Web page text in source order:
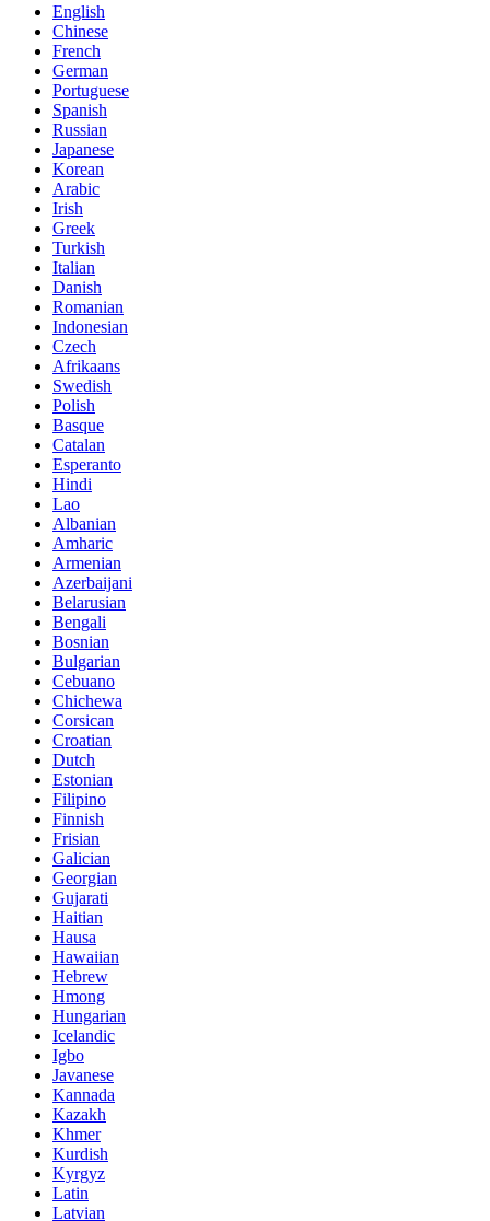
English
Chinese
French
German
Portuguese
Spanish
Russian
Japanese
Korean
Arabic
Irish
Greek
Turkish
Italian
Danish
Romanian
Indonesian
Czech
Afrikaans
Swedish
Polish
Basque
Catalan
Esperanto
Hindi
Lao
Albanian
Amharic
Armenian
Azerbaijani
Belarusian
Bengali
Bosnian
Bulgarian
Cebuano
Chichewa
Corsican
Croatian
Dutch
Estonian
Filipino
Finnish
Frisian
Galician
Georgian
Gujarati
Haitian
Hausa
Hawaiian
Hebrew
Hmong
Hungarian
Icelandic
Igbo
Javanese
Kannada
Kazakh
Khmer
Kurdish
Kyrgyz
Latin
Latvian